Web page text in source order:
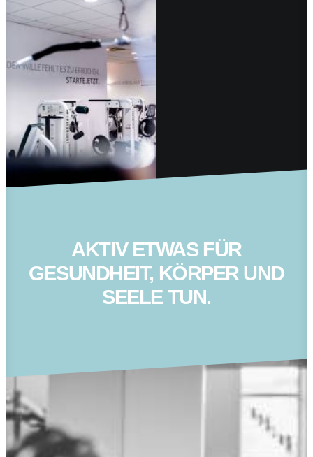
AKTIV ETWAS FÜR
GESUNDHEIT, KÖRPER UND
SEELE TUN.